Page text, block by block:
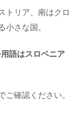
トリア、南はクロ
小さな国。
語はスロベニア
ご確認ください。